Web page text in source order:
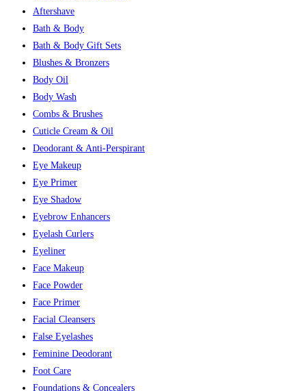
Aftershave
Bath & Body
Bath & Body Gift Sets
Blushes & Bronzers
Body Oil
Body Wash
Combs & Brushes
Cuticle Cream & Oil
Deodorant & Anti-Perspirant
Eye Makeup
Eye Primer
Eye Shadow
Eyebrow Enhancers
Eyelash Curlers
Eyeliner
Face Makeup
Face Powder
Face Primer
Facial Cleansers
False Eyelashes
Feminine Deodorant
Foot Care
Foundations & Concealers